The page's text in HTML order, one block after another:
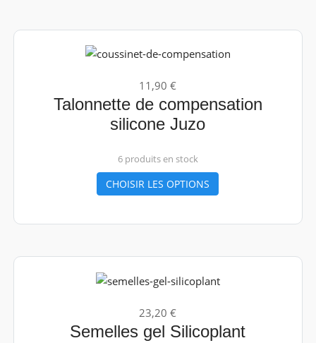
11,90 €
Talonnette de compensation
silicone Juzo
6 produits en stock
CHOISIR LES OPTIONS
23,20 €
Semelles gel Silicoplant